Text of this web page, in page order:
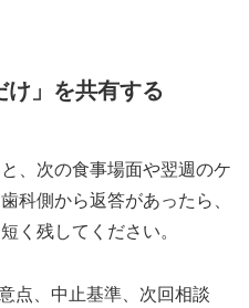
」を共有する
、次の食事場面や翌週のケ
科側から返答があったら、
く残してください。
点、中止基準、次回相談